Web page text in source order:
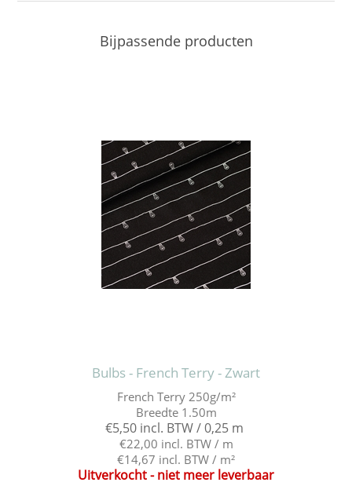
Bijpassende producten
Bulbs - French Terry - Zwart
French Terry 250g/m²
Breedte 1.50m
€5,50 incl. BTW / 0,25 m
€22,00 incl. BTW / m
€14,67 incl. BTW / m²
Uitverkocht - niet meer leverbaar